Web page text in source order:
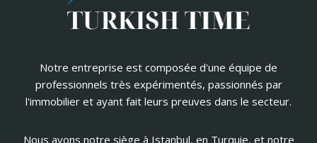
Notre entreprise est composée d'une équipe de
professionnels très expérimentés, passionnés par
l'immobilier et ayant fait leurs preuves dans le secteur.
Nous avons notre siège à Istanbul, en Turquie, et notre